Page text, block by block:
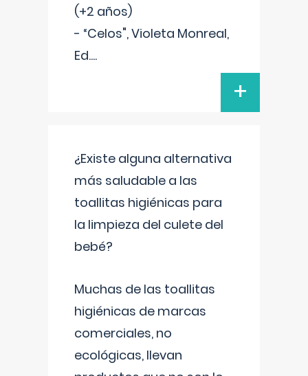
(+2 años)
- “Celos", Violeta Monreal,
Ed....
+
¿Existe alguna alternativa
más saludable a las
toallitas higiénicas para
la limpieza del culete del
bebé?
Muchas de las toallitas
higiénicas de marcas
comerciales, no
ecológicas, llevan